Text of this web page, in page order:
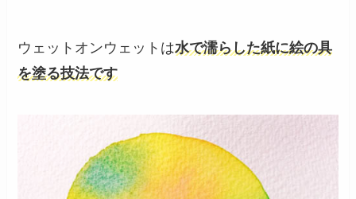
ウェットオンウェットは水で濡らした紙に絵の具
を塗る技法です